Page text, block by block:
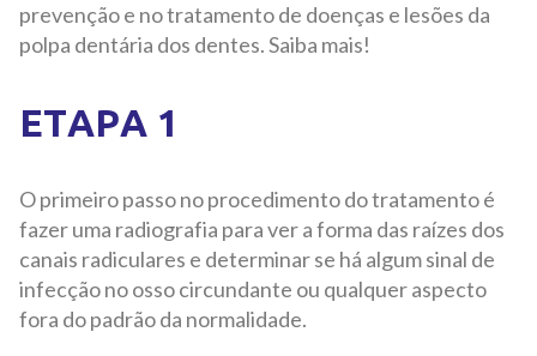
prevenção e no tratamento de doenças e lesões da
polpa dentária dos dentes. Saiba mais!
ETAPA 1
O primeiro passo no procedimento do tratamento é
fazer uma radiografia para ver a forma das raízes dos
canais radiculares e determinar se há algum sinal de
infecção no osso circundante ou qualquer aspecto
fora do padrão da normalidade.